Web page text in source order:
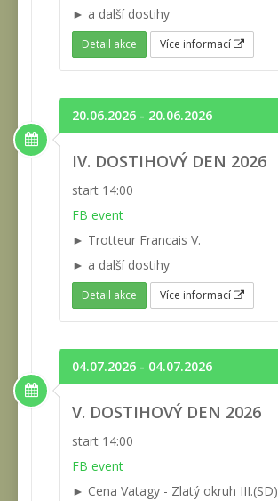
► a další dostihy
Detail akce Více informací
20.06.2026 - 20.06.2026
IV. DOSTIHOVÝ DEN 2026
start 14:00
FB event
► Trotteur Francais V.
► a další dostihy
Detail akce Více informací
04.07.2026 - 04.07.2026
V. DOSTIHOVÝ DEN 2026
start 14:00
FB event
► Cena Vatagy - Zlatý okruh III.(SD)